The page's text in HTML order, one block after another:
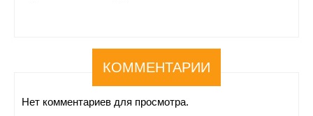
КОММЕНТАРИИ
Нет комментариев для просмотра.